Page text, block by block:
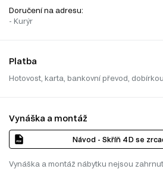
Doručení na adresu:
- Kurýr
Platba
Hotovost, karta, bankovní převod,
Vynáška a montáž
Návod - Skříň 4D se
Vynáška a montáž nábytku nejsou